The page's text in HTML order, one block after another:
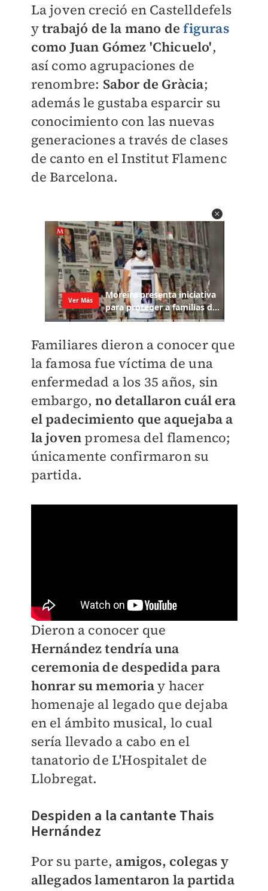
La joven creció en Castelldefels
ytrabajó de la mano defiguras
como Juan Gómez 'Chicuelo',
así como agrupaciones de
renombre: Sabor de Gràcia;
además le gustaba esparcir su
conocimiento con las nuevas
generaciones a través de clases
de canto en el Institut Flamenc
de Barcelona.
Familiares dieron a conocer que
la famosa fue víctima de una
enfermedad a los 35 años, sin
embargo,no detallaron cuál era
el padecimiento que aquejaba a
la joven promesa del flamenco;
únicamente confirmaron su
partida.
Dieron a conocer que
Hernández tendría una
ceremonia de despedida para
honrar su memoriay hacer
homenaje al legado que dejaba
en el ámbito musical, lo cual
sería llevado a cabo en el
tanatorio de L'Hospitalet de
Llobregat.
Despiden a la cantante Thais
Hernández
Por su parte, amigos, colegas y
allegados lamentaron la partida